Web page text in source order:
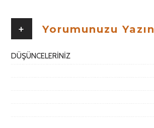
+ Yorumunuzu Yazın